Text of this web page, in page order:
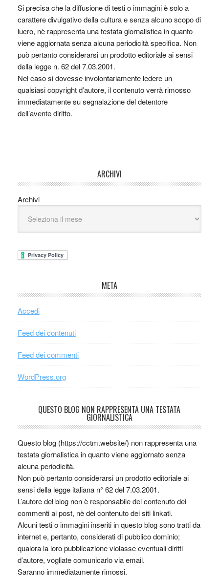
Si precisa che la diffusione di testi o immagini è solo a
carattere divulgativo della cultura e senza alcuno scopo di
lucro, nè rappresenta una testata giornalistica in quanto
viene aggiornata senza alcuna periodicità specifica. Non
può pertanto considerarsi un prodotto editoriale ai sensi
della legge n. 62 del 7.03.2001.
Nel caso si dovesse involontariamente ledere un
qualsiasi copyright d’autore, il contenuto verrà rimosso
immediatamente su segnalazione del detentore
dell’avente diritto.
ARCHIVI
Archivi
META
Accedi
Feed dei contenuti
Feed dei commenti
WordPress.org
QUESTO BLOG NON RAPPRESENTA UNA TESTATA
GIORNALISTICA
Questo blog (https://cctm.website/) non rappresenta una
testata giornalistica in quanto viene aggiornato senza
alcuna periodicità.
Non può pertanto considerarsi un prodotto editoriale ai
sensi della legge italiana n° 62 del 7.03.2001.
L’autore del blog non è responsabile del contenuto dei
commenti ai post, nè del contenuto dei siti linkati.
Alcuni testi o immagini inseriti in questo blog sono tratti da
internet e, pertanto, considerati di pubblico dominio;
qualora la loro pubblicazione violasse eventuali diritti
d’autore, vogliate comunicarlo via email.
Saranno immediatamente rimossi.